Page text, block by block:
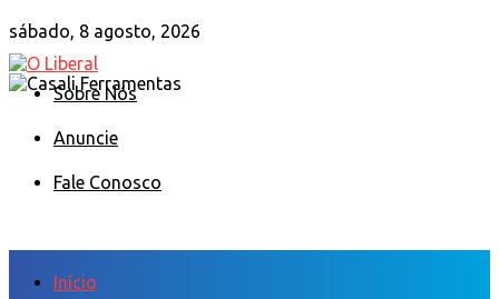
sábado, 8 agosto, 2026
Sobre Nós
Anuncie
Fale Conosco
Início